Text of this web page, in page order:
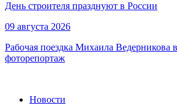
День строителя празднуют в России
09 августа 2026
Рабочая поездка Михаила Ведерникова
фоторепортаж
Новости